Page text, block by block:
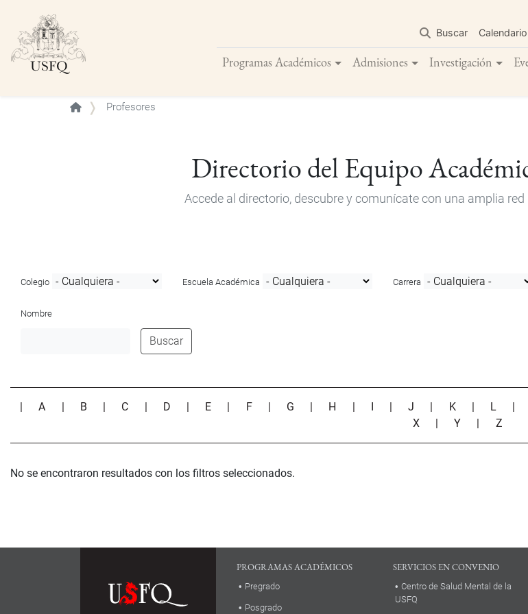
contenido
principal
Buscar Calendario
Programas Académicos Admisiones Investigación
Buscar
Profesores
Directorio del Equipo
Accede al directorio, descubre y comunícate con una amplia
Colegio Escuela Académica Carrera
Nombre
Buscar
|A B C D E F G H |J K L
X
|Y Z
No se encontraron resultados con los filtros seleccionados.
PROGRAMAS ACADÉMICOS
Pregrado
Posgrado
SERVICIOS EN CONVENIO
Centro de Salud Mental de la
USFQ